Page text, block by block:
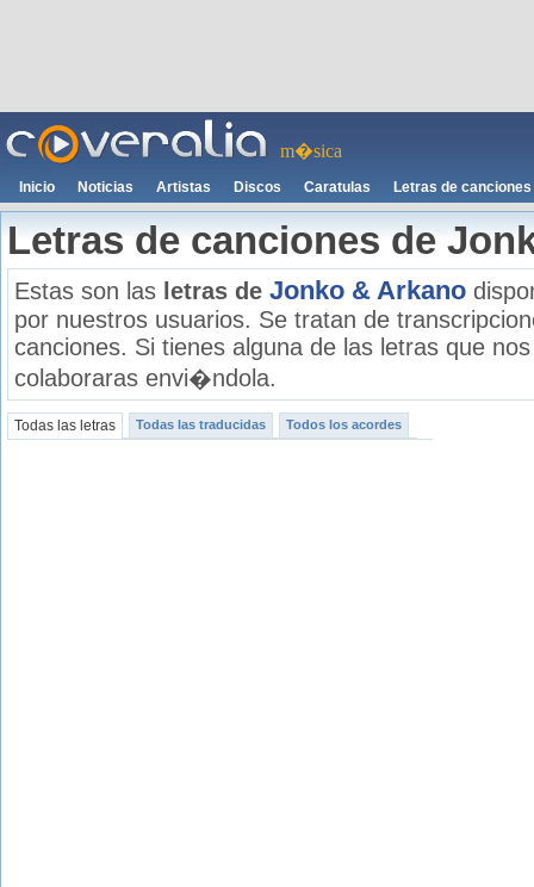
m�sica
Inicio Noticias Artistas Discos Caratulas Letras de canciones
Letras de canciones de
Estas son las letras de Jonko & Arkano
por nuestros usuarios. Se tratan de
canciones. Si tienes alguna de las letras que
colaboraras envi�ndola.
Todas las letras Todas las traducidas Todos los acordes